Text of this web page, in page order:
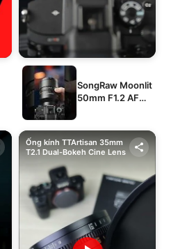
SongRaw Moonlit
50mm F1.2 AF
Ống kính TTArtisan 35mm
T2.1 Dual-Bokeh Cine Lens